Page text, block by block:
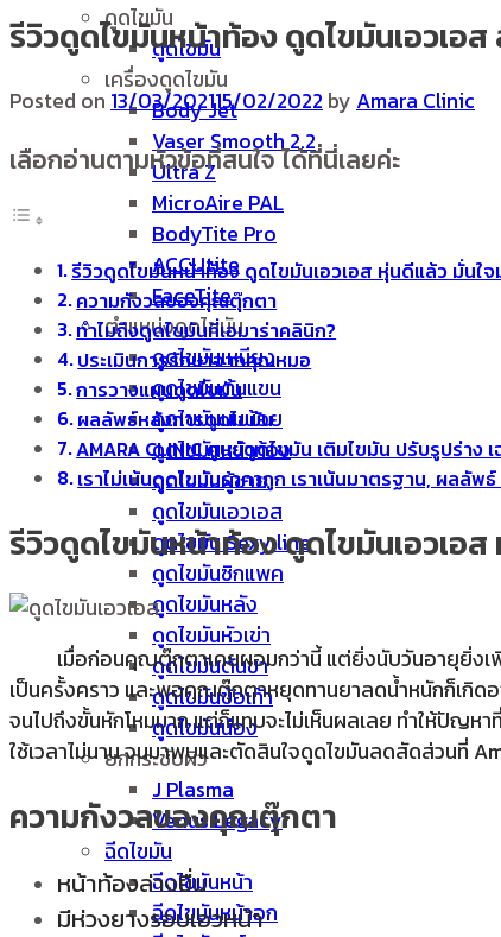
ดูดไขมัน
ดูดไขมัน
เครื่องดูดไขมัน
Body Jet
Vaser Smooth 2.2
Ultra Z
MicroAire PAL
BodyTite Pro
ACCUtite
FaceTite
ตำแหน่งดูดไขมัน
ดูดไขมันเหนียง
ดูดไขมันต้นแขน
ดูดไขมันนมน้อย
ดูดไขมันหน้าท้อง
ดูดไขมันผู้ชาย
ดูดไขมันเอวเอส
ดูดไขมัน Sexy line
ดูดไขมันซิกแพค
ดูดไขมันหลัง
ดูดไขมันหัวเข่า
ดูดไขมันต้นขา
ดูดไขมันข้อเท้า
ดูดไขมันน่อง
ยกกระชับผิว
J Plasma
Venus Legacy
ฉีดไขมัน
ฉีดไขมันหน้า
ฉีดไขมันหน้าอก
รีวิวดูดไขมันหน้าท้อง ดูดไขมันเอวเอส
Posted on13/03/202115/02/2022byAmara Clinic
เลือกอ่านตามหัวข้อที่สนใจ ได้ที่นี่เลยค่ะ
รีวิวดูดไขมันหน้าท้อง ดูดไขมันเอวเอส หุ่นดีแล้ว มั่นใจ
ความกังวลของคุณตุ๊กตา
ทำไมถึงดูดไขมันที่เอมาร่าคลินิก?
ประเมินการรักษาจากคุณหมอ
การวางแผนดูดไขมัน
ผลลัพธ์หลังการดูดไขมัน
AMARA CLINIC ศูนย์ดูดไขมัน เติมไขมัน ปรับรูปร่าง
เราไม่เน้นดูดไขมันราคาถูก เราเน้นมาตรฐาน, ผลลั
รีวิวดูดไขมันหน้าท้อง ดูดไขมันเอวเอ
เมื่อก่อนคุณตุ๊กตาเคยผอมกว่านี้ แต่ยิ่งนับวันอายุยิ่งเพิ่ม
เป็นครั้งคราว และพอคุณตุ๊กตาหยุดทานยาลดน้ำหนักก็เกิด
จนไปถึงขั้นหักโหมมาก แต่ก็แทบจะไม่เห็นผลเลย ทำให้ปัญห
ใช้เวลาไม่นาน จนมาพบและตัดสินใจดูดไขมันลดสัดส่วนที่
ความกังวลของคุณตุ๊กตา
หน้าท้องล่างยื่น
มีห่วงยางรอบเอวหน้า